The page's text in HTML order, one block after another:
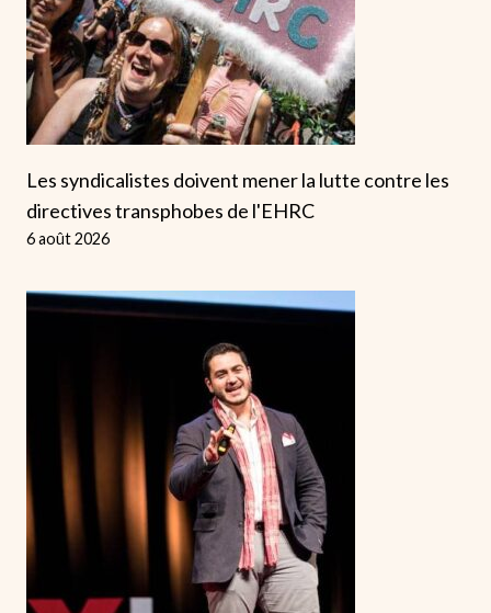
Les syndicalistes doivent mener la lutte contre les
directives transphobes de l'EHRC
6 août 2026